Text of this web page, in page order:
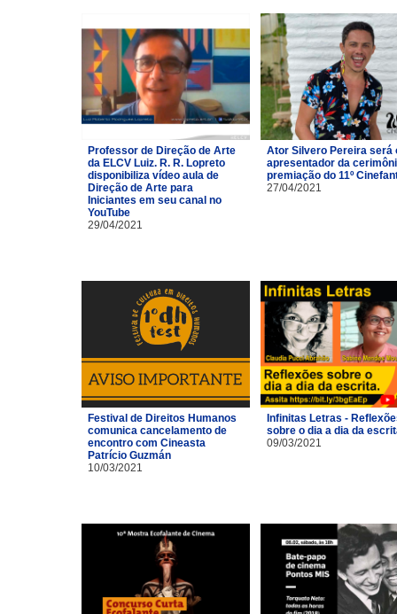
Professor de Direção de Arte
da ELCV Luiz. R. R. Lopreto
disponibiliza vídeo aula de
Direção de Arte para
Iniciantes em seu canal no
YouTube
29/04/2021
Ator Silvero Pereira será
apresentador da
premiação do 11º
27/04/2021
Festival de Direitos Humanos
comunica cancelamento de
encontro com Cineasta
Patrício Guzmán
10/03/2021
Infinitas Letras -
sobre o dia a dia da
09/03/2021